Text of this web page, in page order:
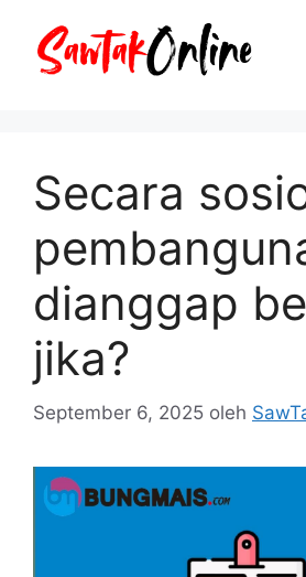
Secara
dianggap
jika?
September 6, 2025 oleh